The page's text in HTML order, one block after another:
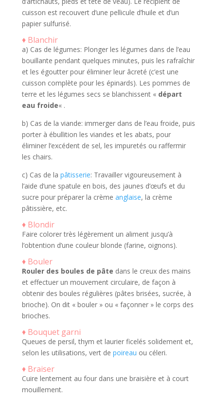
cuisson est recouvert d’une pellicule d’huile et d’un
papier sulfurisé.
♦ Blanchir
a) Cas de légumes: Plonger les légumes dans de l’eau
bouillante pendant quelques minutes, puis les rafraîchir
et les égoutter pour éliminer leur âcreté (c’est une
cuisson complète pour les épinards). Les pommes de
terre et les légumes secs se blanchissent « départ
eau froide« .
b) Cas de la viande: immerger dans de l’eau froide, puis
porter à ébullition les viandes et les abats, pour
éliminer l’excédent de sel, les impuretés ou raffermir
les chairs.
c) Cas de la pâtisserie: Travailler vigoureusement à
l’aide d’une spatule en bois, des jaunes d’œufs et du
sucre pour préparer la crème anglaise, la crème
pâtissière, etc.
♦ Blondir
Faire colorer très légèrement un aliment jusqu’à
l’obtention d’une couleur blonde (farine, oignons).
♦ Bouler
Rouler des boules de pâte dans le creux des mains
et effectuer un mouvement circulaire, de façon à
obtenir des boules régulières (pâtes brisées, sucrée, à
brioche). On dit « bouler » ou « façonner » le corps des
brioches.
♦ Bouquet garni
Queues de persil, thym et laurier ficelés solidement et,
selon les utilisations, vert de poireau ou céleri.
♦ Braiser
Cuire lentement au four dans une braisière et à court
mouillement.